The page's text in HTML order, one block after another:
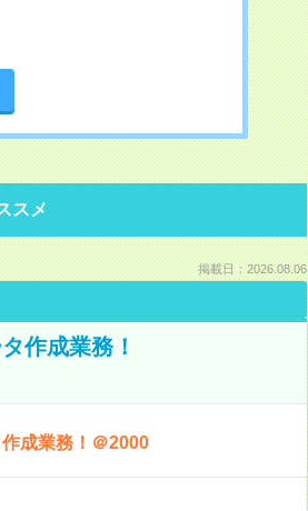
スメ
掲載日：2026.08.06
作成業務！
成業務！＠2000